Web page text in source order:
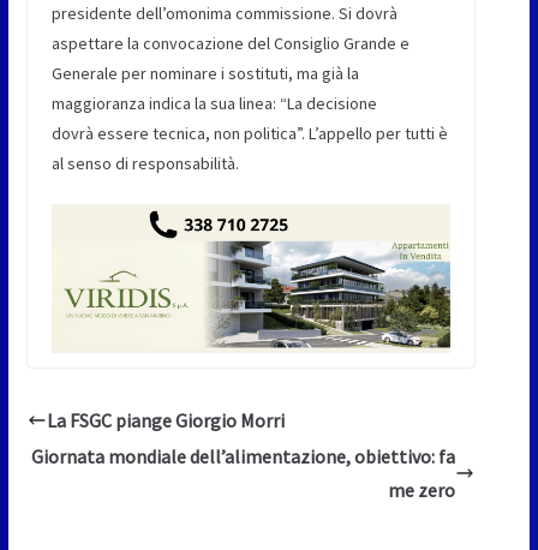
presidente dell’omonima commissione. Si dovrà
aspettare la convocazione del Consiglio Grande e
Generale per nominare i sostituti, ma già la
maggioranza indica la sua linea: “La decisione
dovrà essere tecnica, non politica”. L’appello per tutti è
al senso di responsabilità.
La FSGC piange Giorgio Morri
Giornata mondiale dell’alimentazione, obiettivo: fa
me zero